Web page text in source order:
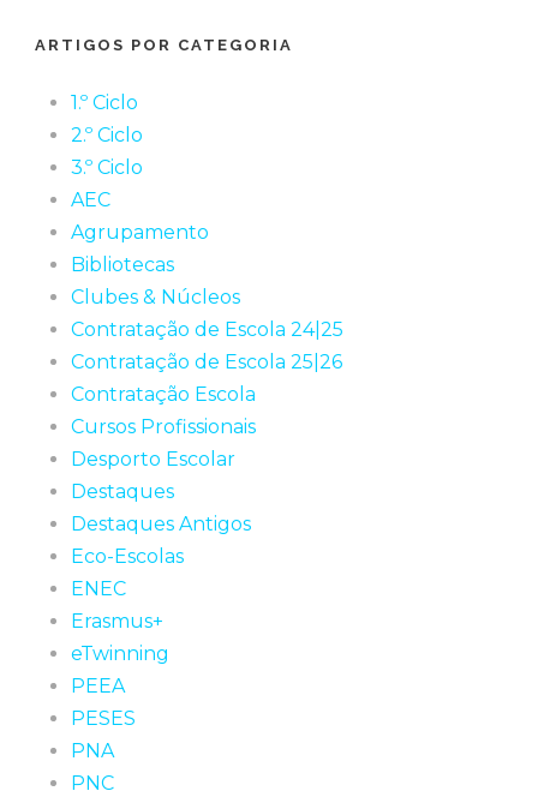
ARTIGOS POR CATEGORIA
1.º Ciclo
2.º Ciclo
3.º Ciclo
AEC
Agrupamento
Bibliotecas
Clubes & Núcleos
Contratação de Escola 24|25
Contratação de Escola 25|26
Contratação Escola
Cursos Profissionais
Desporto Escolar
Destaques
Destaques Antigos
Eco-Escolas
ENEC
Erasmus+
eTwinning
PEEA
PESES
PNA
PNC